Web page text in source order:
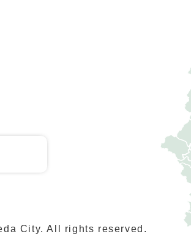
City. All rights reserved.